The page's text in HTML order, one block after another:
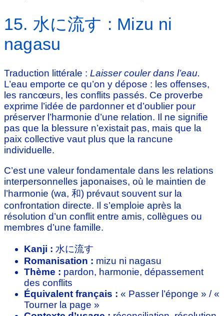
15. 水に流す : Mizu ni
nagasu
Traduction littérale : Laisser couler dans l’eau.
L’eau emporte ce qu’on y dépose : les offenses,
les rancœurs, les conflits passés. Ce proverbe
exprime l’idée de pardonner et d’oublier pour
préserver l’harmonie d’une relation. Il ne signifie
pas que la blessure n’existait pas, mais que la
paix collective vaut plus que la rancune
individuelle.
C’est une valeur fondamentale dans les relations
interpersonnelles japonaises, où le maintien de
l’harmonie (wa, 和) prévaut souvent sur la
confrontation directe. Il s’emploie après la
résolution d’un conflit entre amis, collègues ou
membres d’une famille.
Kanji : 水に流す
Romanisation : mizu ni nagasu
Thème : pardon, harmonie, dépassement
des conflits
Équivalent français : « Passer l’éponge » / «
Tourner la page »